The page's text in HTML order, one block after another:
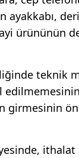
ayakkabı,
ürününün
teknik
girmesinin
ithalat